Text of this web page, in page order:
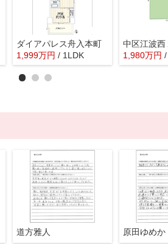
ダイアパレス舟入本町
1,999万円 / 1LDK
中区江波西
1,980万円
道方雅人 原田ゆめか